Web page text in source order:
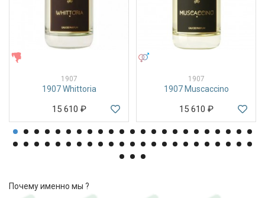
1907
1907 Whittoria
15 610 ₽
1907
1907 Muscaccino
15 610 ₽
Почему именно мы ?